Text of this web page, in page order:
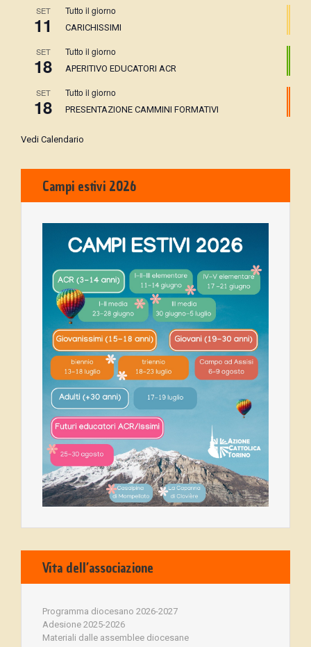
SET
11
Tutto il giorno
CARICHISSIMI
SET
18
Tutto il giorno
APERITIVO EDUCATORI ACR
SET
18
Tutto il giorno
PRESENTAZIONE CAMMINI FORMATIVI
Vedi Calendario
Campi estivi 2026
Vita dell’associazione
Programma diocesano 2026-2027
Adesione 2025-2026
Materiali dalle assemblee diocesane